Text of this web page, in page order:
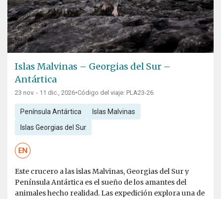
Islas Malvinas – Georgias del Sur –
Antártica
23 nov. - 11 dic., 2026•Código del viaje: PLA23-26
Península Antártica Islas Malvinas
Islas Georgias del Sur
EN
Este crucero a las islas Malvinas, Georgias del Sur y
Península Antártica es el sueño de los amantes del
animales hecho realidad. Las expedición explora una de